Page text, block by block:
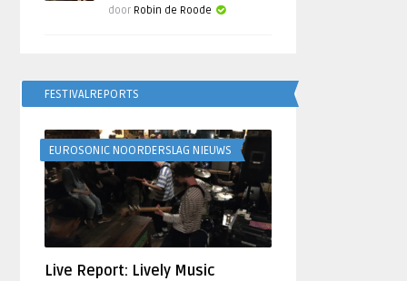
door Robin de Roode
FESTIVALREPORTS
EUROSONIC NOORDERSLAG NIEUWS
Live Report: Lively Music